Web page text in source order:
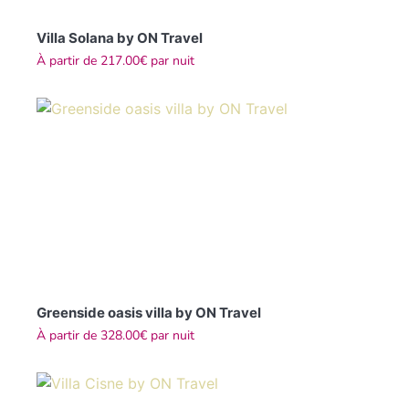
Villa Solana by ON Travel
À partir de 217.00€ par nuit
Greenside oasis villa by ON Travel
À partir de 328.00€ par nuit